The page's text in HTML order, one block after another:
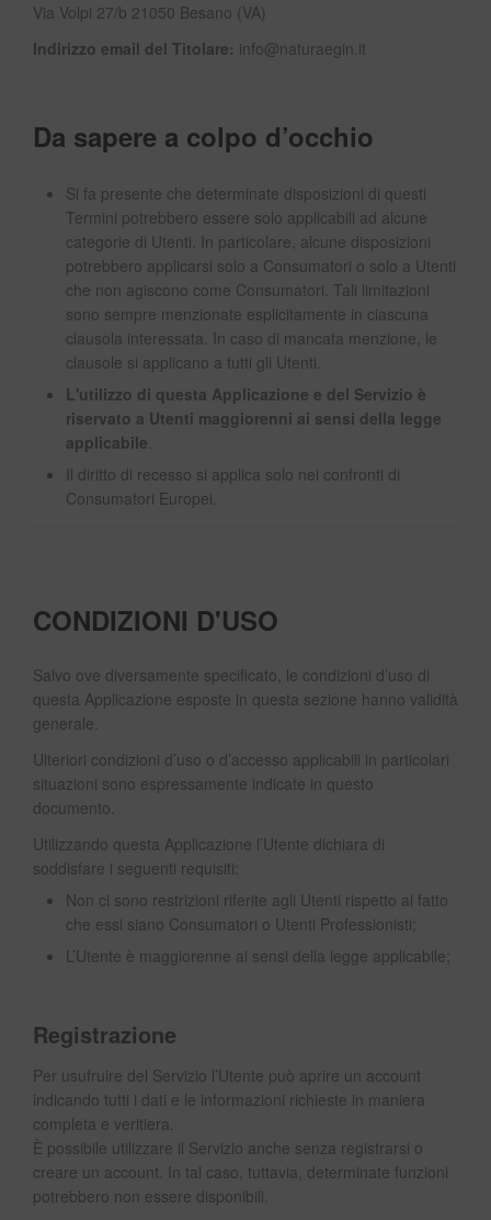
Via Volpi 27/b 21050 Besano (VA)
Indirizzo email del Titolare: info@naturaegin.it
Da sapere a colpo d’occhio
Si fa presente che determinate disposizioni di questi
Termini potrebbero essere solo applicabili ad alcune
categorie di Utenti. In particolare, alcune disposizioni
potrebbero applicarsi solo a Consumatori o solo a Utenti
che non agiscono come Consumatori. Tali limitazioni
sono sempre menzionate esplicitamente in ciascuna
clausola interessata. In caso di mancata menzione, le
clausole si applicano a tutti gli Utenti.
L'utilizzo di questa Applicazione e del Servizio è
riservato a Utenti maggiorenni ai sensi della legge
applicabile.
Il diritto di recesso si applica solo nei confronti di
Consumatori Europei.
CONDIZIONI D'USO
Salvo ove diversamente specificato, le condizioni d’uso di
questa Applicazione esposte in questa sezione hanno validità
generale.
Ulteriori condizioni d’uso o d’accesso applicabili in particolari
situazioni sono espressamente indicate in questo
documento.
Utilizzando questa Applicazione l’Utente dichiara di
soddisfare i seguenti requisiti:
Non ci sono restrizioni riferite agli Utenti rispetto al fatto
che essi siano Consumatori o Utenti Professionisti;
L’Utente è maggiorenne ai sensi della legge applicabile;
Registrazione
Per usufruire del Servizio l’Utente può aprire un account
indicando tutti i dati e le informazioni richieste in maniera
completa e veritiera.
È possibile utilizzare il Servizio anche senza registrarsi o
creare un account. In tal caso, tuttavia, determinate funzioni
potrebbero non essere disponibili.